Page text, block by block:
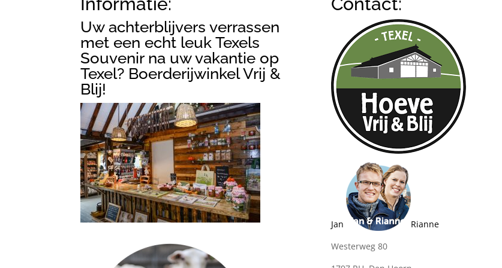
Uw achterblijvers verrassen
met een echt leuk Texels
Souvenir na uw vakantie op
Texel? Boerderijwinkel Vrij &
Blij!
Jan
Rianne
Westerweg 80